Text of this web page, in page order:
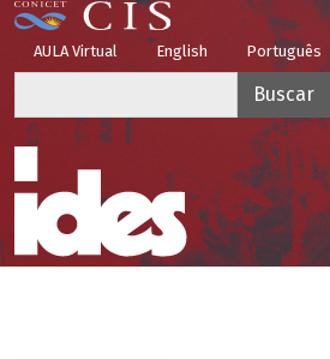
Pasar
Top Menu
AULA Virtual English Português
Menú principal